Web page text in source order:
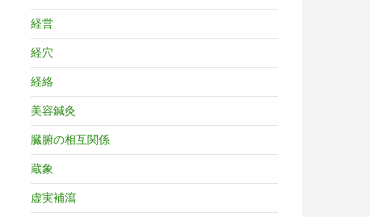
経営
経穴
経絡
美容鍼灸
臓腑の相互関係
蔵象
虚実補瀉